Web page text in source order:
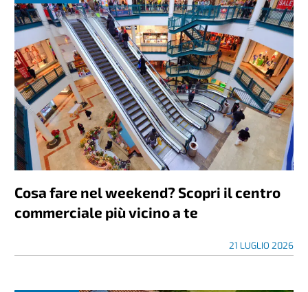
Cosa fare nel weekend? Scopri il centro
commerciale più vicino a te
21 LUGLIO 2026